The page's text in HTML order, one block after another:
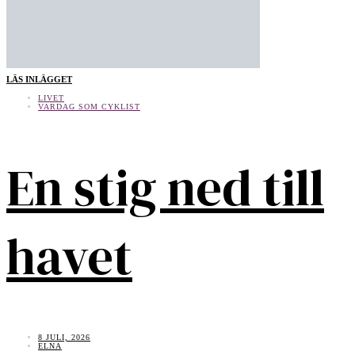
LÄS INLÄGGET
LIVET
VARDAG SOM CYKLIST
En stig ned till
havet
8 JULI, 2026
ELNA